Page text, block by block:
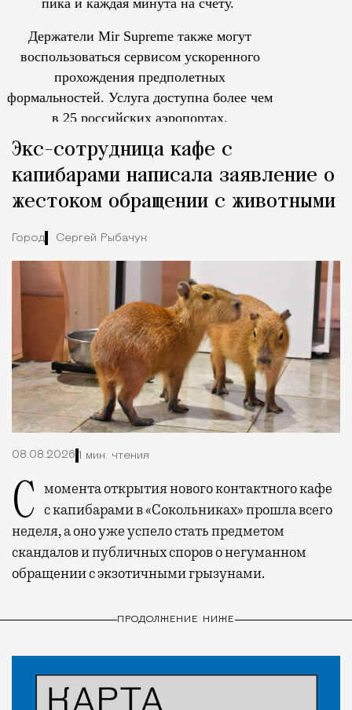
пика и каждая минута на счету.
Держатели Mir Supreme также могут
воспользоваться сервисом ускоренного
прохождения предполетных
формальностей. Услуга доступна более чем
в 25 российских аэропортах.
Экс-сотрудница кафе с
капибарами написала заявление о
жестоком обращении с животными
Город Сергей Рыбачук
08.08.2026 1 мин. чтения
С момента открытия нового контактного кафе с капибарами в «Сокольниках» прошла всего
неделя, а оно уже успело стать предметом
скандалов и публичных споров о негуманном
обращении с экзотичными грызунами.
ПРОДОЛЖЕНИЕ НИЖЕ